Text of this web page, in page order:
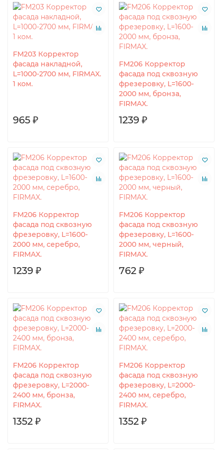
FM203 Корректор
фасада накладной,
L=1000-2700 мм, FIRMAX.
1 ком.
965 ₽
FM206 Корректор
фасада под сквозную
фрезеровку, L=1600-
2000 мм, бронза,
FIRMAX.
1239 ₽
FM206 Корректор
фасада под сквозную
фрезеровку, L=1600-
2000 мм, серебро,
FIRMAX.
1239 ₽
FM206 Корректор
фасада под сквозную
фрезеровку, L=1600-
2000 мм, черный,
FIRMAX.
762 ₽
FM206 Корректор
фасада под сквозную
фрезеровку, L=2000-
2400 мм, бронза,
FIRMAX.
1352 ₽
FM206 Корректор
фасада под сквозную
фрезеровку, L=2000-
2400 мм, серебро,
FIRMAX.
1352 ₽